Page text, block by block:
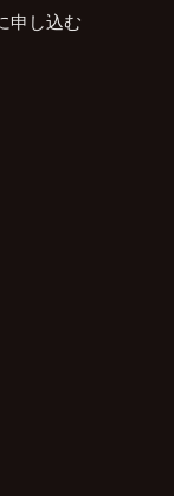
申し込む